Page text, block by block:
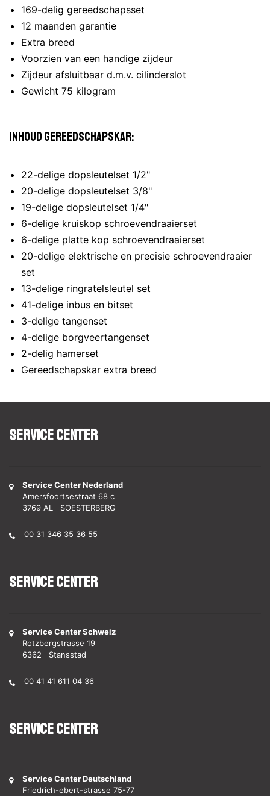
169-delig gereedschapsset
12 maanden garantie
Extra breed
Voorzien van een handige zijdeur
Zijdeur afsluitbaar d.m.v. cilinderslot
Gewicht 75 kilogram
Inhoud gereedschapskar:
22-delige dopsleutelset 1/2"
20-delige dopsleutelset 3/8"
19-delige dopsleutelset 1/4"
6-delige kruiskop schroevendraaierset
6-delige platte kop schroevendraaierset
20-delige elektrische en precisie schroevendraaier
set
13-delige ringratelsleutel set
41-delige inbus en bitset
3-delige tangenset
4-delige borgveertangenset
2-delig hamerset
Gereedschapskar extra breed
Service Center
Service Center Nederland
Amersfoortsestraat 68 c
3769 AL SOESTERBERG
00 31 346 35 36 55
Service Center
Service Center Schweiz
Rotzbergstrasse 19
6362 Stansstad
00 41 41 611 04 36
Service Center
Service Center Deutschland
Friedrich-ebert-strasse 75-77